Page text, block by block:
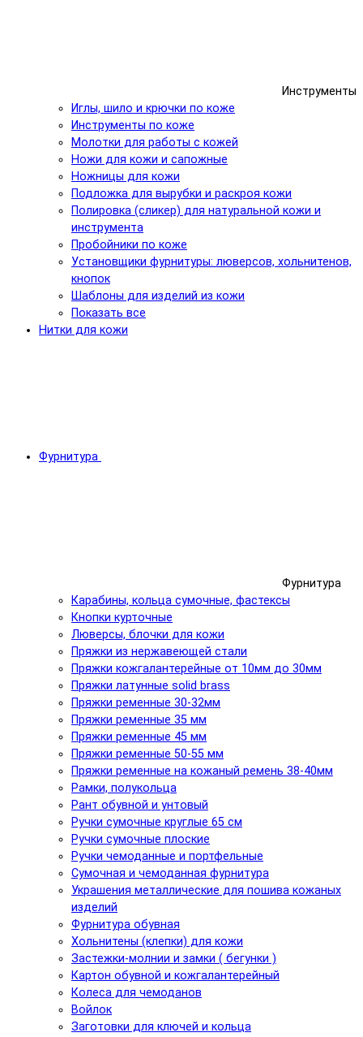
Инструменты
Иглы, шило и крючки по коже
Инструменты по коже
Молотки для работы с кожей
Ножи для кожи и сапожные
Ножницы для кожи
Подложка для вырубки и раскроя кожи
Полировка (сликер) для натуральной кожи и
инструмента
Пробойники по коже
Установщики фурнитуры: люверсов, хольнитенов,
кнопок
Шаблоны для изделий из кожи
Показать все
Нитки для кожи
Фурнитура
Фурнитура
Карабины, кольца сумочные, фастексы
Кнопки курточные
Люверсы, блочки для кожи
Пряжки из нержавеющей стали
Пряжки кожгалантерейные от 10мм до 30мм
Пряжки латунные solid brass
Пряжки ременные 30-32мм
Пряжки ременные 35 мм
Пряжки ременные 45 мм
Пряжки ременные 50-55 мм
Пряжки ременные на кожаный ремень 38-40мм
Рамки, полукольца
Рант обувной и унтовый
Ручки сумочные круглые 65 см
Ручки сумочные плоские
Ручки чемоданные и портфельные
Сумочная и чемоданная фурнитура
Украшения металлические для пошива кожаных
изделий
Фурнитура обувная
Хольнитены (клепки) для кожи
Застежки-молнии и замки ( бегунки )
Картон обувной и кожгалантерейный
Колеса для чемоданов
Войлок
Заготовки для ключей и кольца